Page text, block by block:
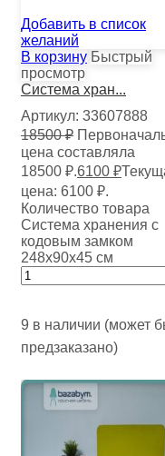
Добавить в список
желаний
В корзину Быстрый
просмотр
Система хран...
Артикул: 33607888
18500₽
цена составляла
18500 ₽.6100 ₽
цена: 6100 ₽.
Количество товара
Система хранения с
кодовым замком
248х90х45 см
9 в наличии (может
предзаказано)